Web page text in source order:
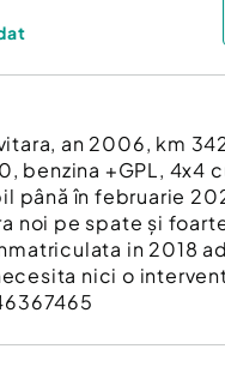
an 2006, km
benzina +GPL, 4x4
până în februarie
noi pe spate și
in 2018
nici o